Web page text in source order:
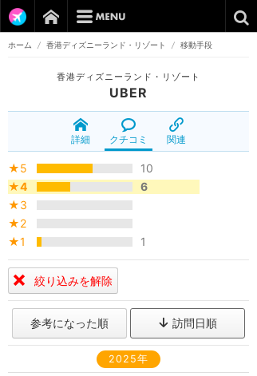
ホーム / 香港ディズニーランド・リゾート / 移動手段
香港ディズニーランド・リゾート
UBER
詳細 クチコミ 関連
★5
10
★4
6
★3
★2
★1
1
絞り込みを解除
参考になった順 訪問日順
2025年